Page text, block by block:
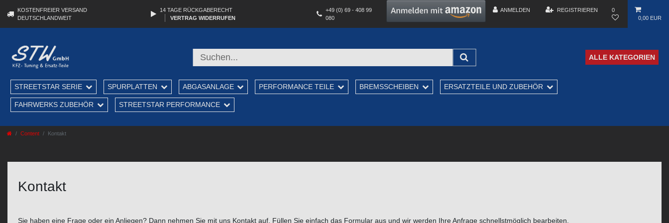
KOSTENFREIER VERSAND
DEUTSCHLANDWEIT
14 TAGE RÜCKGABERECHT
VERTRAG WIDERRUFEN
+49 (0) 69 - 408 99
080
ANMELDEN REGISTRIEREN
0
0,00 EUR
ALLE KATEGORIEN
STREETSTAR SERIE SPURPLATTEN ABGASANLAGE PERFORMANCE TEILE BREMSSCHEIBEN ERSATZTEILE UND ZUBEHÖR
FAHRWERKS ZUBEHÖR STREETSTAR PERFORMANCE
Content Kontakt
Kontakt
Sie haben eine Frage oder ein Anliegen? Dann nehmen Sie mit uns Kontakt auf. Füllen Sie einfach das Formular aus und wir werden Ihre Anfrage schnellstmöglich bearbeiten.